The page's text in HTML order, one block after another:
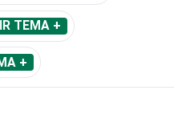
TEMA +
+